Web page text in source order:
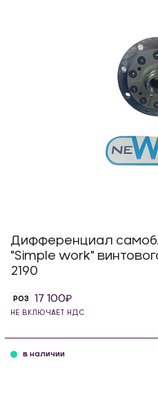
Дифференциал
"Simple work"
2190
РОЗ 17 100
НЕ ВКЛЮЧАЕТ НДС
в наличии